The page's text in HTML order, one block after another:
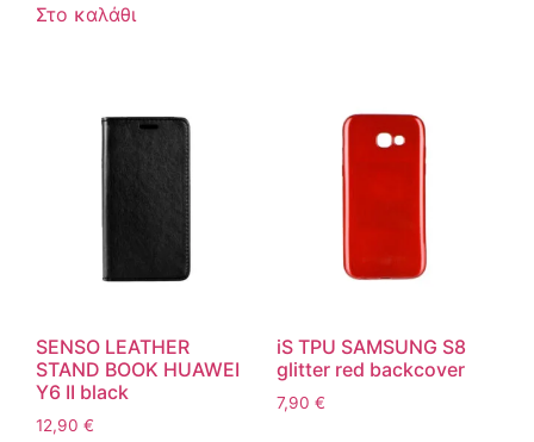
Στο καλάθι
SENSO LEATHER
STAND BOOK HUAWEI
Y6 II black
12,90 €
iS TPU SAMSUNG S8
glitter red backcover
7,90 €